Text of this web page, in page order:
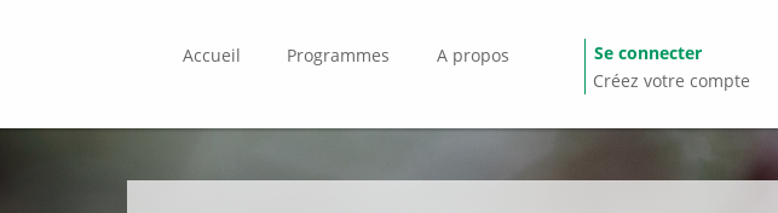
Accueil Programmes A propos
Se connecter
Créez votre compte